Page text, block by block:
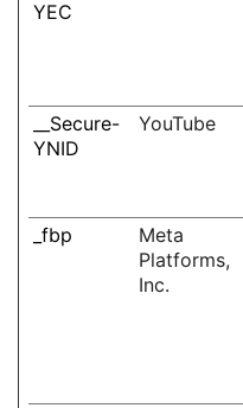
YEC
__Secure-
YNID
YouTube
_fbp
Meta
Platforms,
Inc.